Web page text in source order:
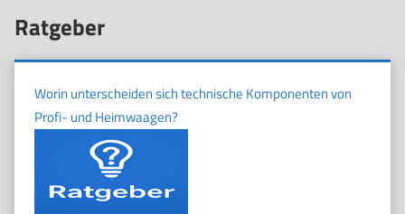
Ratgeber
Worin unterscheiden sich technische Komponenten von
Profi- und Heimwaagen?